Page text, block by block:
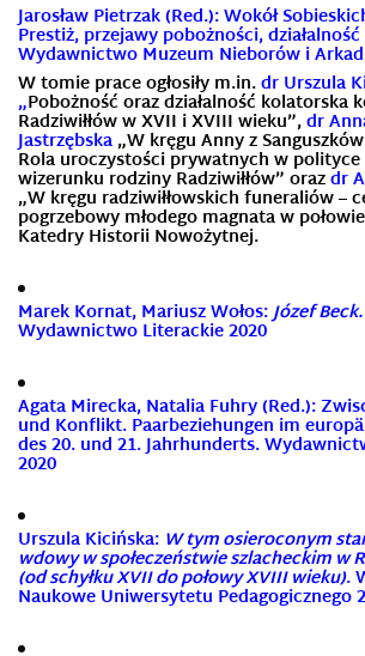
Jarosław Pietrzak (Red.): Wokół
Prestiż, przejawy pobożności,
Wydawnictwo Muzeum Nieborów i
W tomie prace ogłosiły m.in.dr Urszula
„Pobożność oraz działalność kolatorska
Radziwiłłów w XVII i XVIII wieku”,dr
Jastrzębska„W kręgu Anny z
Rola uroczystości prywatnych w
wizerunku rodziny Radziwiłłów” orazdr
„W kręgu radziwiłłowskich funeraliów –
pogrzebowy młodego magnata w
Katedry Historii Nowożytnej.
Marek Kornat, Mariusz Wołos:Józef Beck.
Wydawnictwo Literackie 2020
Agata Mirecka, Natalia Fuhry (Red.):
und Konflikt. Paarbeziehungen im
des 20. und 21. Jahrhunderts.
2020
Urszula Kicińska: W tym osieroconym
wdowy w społeczeństwie szlacheckim w
(od schyłku XVII do połowy XVIII wieku).
Naukowe Uniwersytetu Pedagogicznego